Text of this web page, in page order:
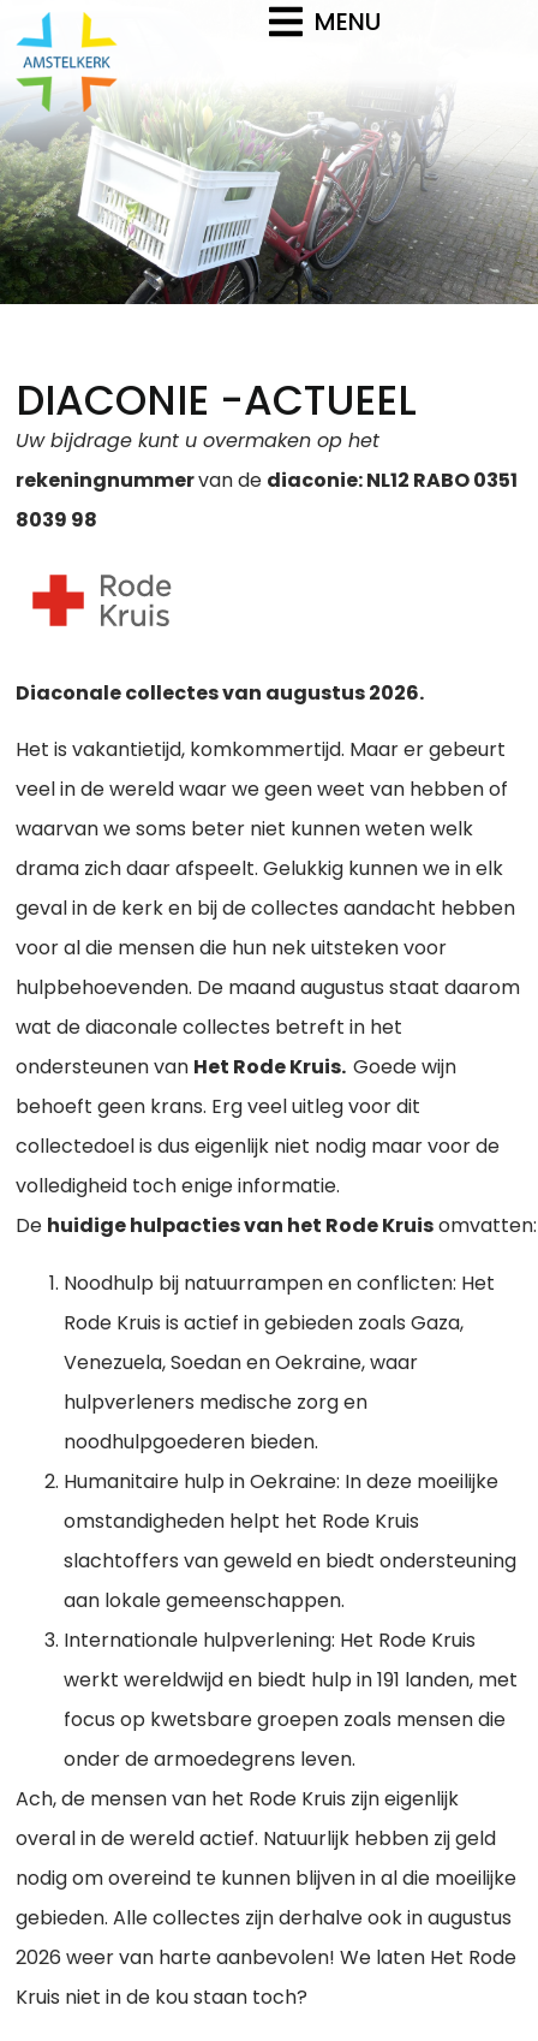
MENU
DIACONIE -ACTUEEL
Uw bijdrage kunt u overmaken op het
rekeningnummervan de diaconie: NL12 RABO 0351
8039 98
Diaconale collectes van augustus 2026.
Het is vakantietijd, komkommertijd. Maar er gebeurt
veel in de wereld waar we geen weet van hebben of
waarvan we soms beter niet kunnen weten welk
drama zich daar afspeelt. Gelukkig kunnen we in elk
geval in de kerk en bij de collectes aandacht hebben
voor al die mensen die hun nek uitsteken voor
hulpbehoevenden. De maand augustus staat daarom
wat de diaconale collectes betreft in het
ondersteunen van Het Rode Kruis.Goede wijn
behoeft geen krans. Erg veel uitleg voor dit
collectedoel is dus eigenlijk niet nodig maar voor de
volledigheid toch enige informatie.
De huidige hulpacties van het Rode Kruisomvatten:
Noodhulp bij natuurrampen en conflicten: Het
Rode Kruis is actief in gebieden zoals Gaza,
Venezuela, Soedan en Oekraine, waar
hulpverleners medische zorg en
noodhulpgoederen bieden.
Humanitaire hulp in Oekraine: In deze moeilijke
omstandigheden helpt het Rode Kruis
slachtoffers van geweld en biedt ondersteuning
aan lokale gemeenschappen.
Internationale hulpverlening: Het Rode Kruis
werkt wereldwijd en biedt hulp in 191 landen, met
focus op kwetsbare groepen zoals mensen die
onder de armoedegrens leven.
Ach, de mensen van het Rode Kruis zijn eigenlijk
overal in de wereld actief. Natuurlijk hebben zij geld
nodig om overeind te kunnen blijven in al die moeilijke
gebieden. Alle collectes zijn derhalve ook in augustus
2026 weer van harte aanbevolen! We laten Het Rode
Kruis niet in de kou staan toch?